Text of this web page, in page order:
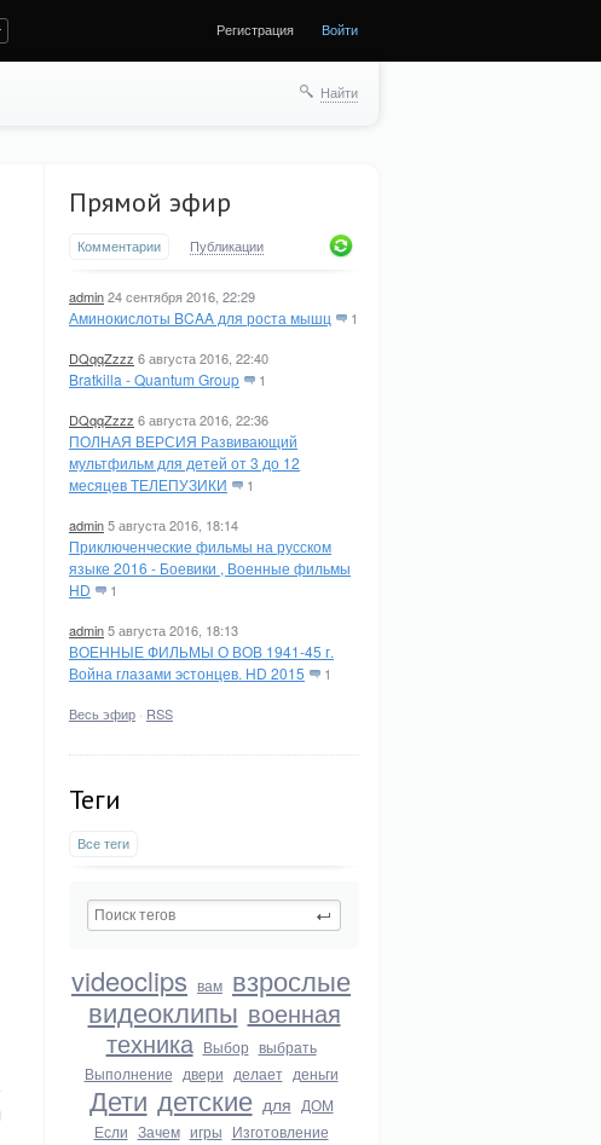
Регистрация Войти
Найти
Прямой эфир
Комментарии Публикации
admin24 сентября 2016, 22:29
Аминокислоты BCAA для роста мышц 1
DQqqZzzz 6 августа 2016, 22:40
Bratkilla - Quantum Group 1
DQqqZzzz 6 августа 2016, 22:36
ПОЛНАЯ ВЕРСИЯ Развивающий
мультфильм для детей от 3 до 12
месяцев ТЕЛЕПУЗИКИ
1
admin5 августа 2016, 18:14
Приключенческие фильмы на русском
языке 2016 - Боевики , Военные фильмы
HD
1
admin5 августа 2016, 18:13
ВОЕННЫЕ ФИЛЬМЫ О ВОВ 1941-45 г.
Война глазами эстонцев. HD 2015
1
Весь эфир · RSS
Теги
Все теги
videoclips вам взрослые
видеоклипы военная
техника Выбор выбрать
Выполнение двери делает деньги
Дети детские для ДОМ
Если Зачем игры Изготовление